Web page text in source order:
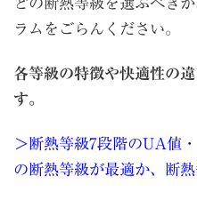
ラムをごらんください。
各等級の特徴や快適性の
す。
＞断熱等級7段階のUA値
の断熱等級が最適か、断